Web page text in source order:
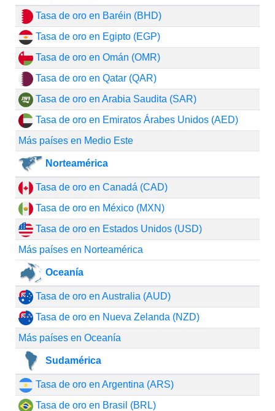
Tasa de oro en Baréin (BHD)
Tasa de oro en Egipto (EGP)
Tasa de oro en Omán (OMR)
Tasa de oro en Qatar (QAR)
Tasa de oro en Arabia Saudita (SAR)
Tasa de oro en Emiratos Árabes Unidos (AED)
Más países en Medio Este
Norteamérica
Tasa de oro en Canadá (CAD)
Tasa de oro en México (MXN)
Tasa de oro en Estados Unidos (USD)
Más países en Norteamérica
Oceanía
Tasa de oro en Australia (AUD)
Tasa de oro en Nueva Zelanda (NZD)
Más países en Oceanía
Sudamérica
Tasa de oro en Argentina (ARS)
Tasa de oro en Brasil (BRL)